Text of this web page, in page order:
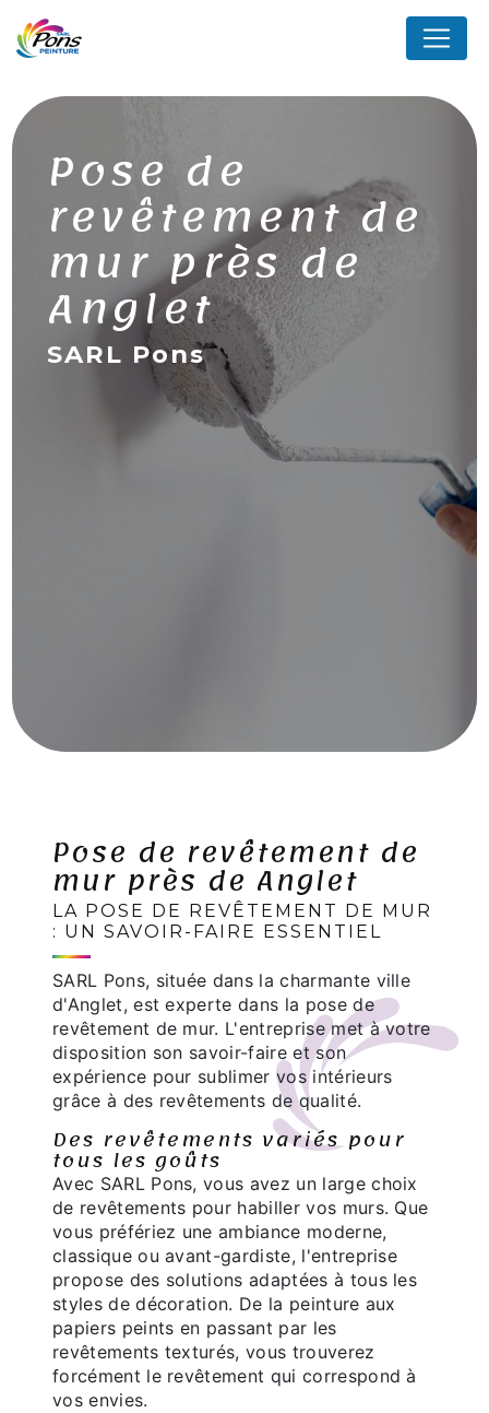
Pose de
revêtement de
mur près de
Anglet
SARL Pons
Pose de revêtement de
mur près de Anglet
LA POSE DE REVÊTEMENT DE MUR
: UN SAVOIR-FAIRE ESSENTIEL
SARL Pons, située dans la charmante ville
d'Anglet, est experte dans la pose de
revêtement de mur. L'entreprise met à votre
disposition son savoir-faire et son
expérience pour sublimer vos intérieurs
grâce à des revêtements de qualité.
Des revêtements variés pour
tous les goûts
Avec SARL Pons, vous avez un large choix
de revêtements pour habiller vos murs. Que
vous préfériez une ambiance moderne,
classique ou avant-gardiste, l'entreprise
propose des solutions adaptées à tous les
styles de décoration. De la peinture aux
papiers peints en passant par les
revêtements texturés, vous trouverez
forcément le revêtement qui correspond à
vos envies.
Panneau de gestion des cookies